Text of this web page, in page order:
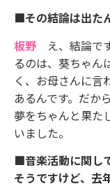
■その結論は出た
板野 え、結論で
るのは、葵ちゃん
く、お母さんに言
あるんです。だか
夢をちゃんと果た
いました。
■音楽活動に関し
そうですけど、去